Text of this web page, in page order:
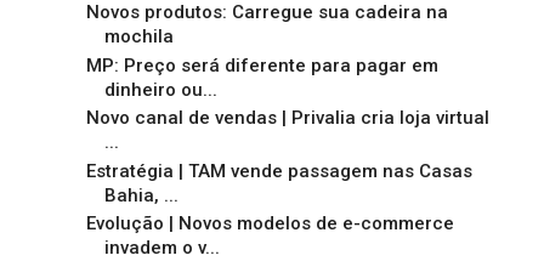
Novos produtos: Carregue sua cadeira na
mochila
MP: Preço será diferente para pagar em
dinheiro ou...
Novo canal de vendas | Privalia cria loja virtual
...
Estratégia | TAM vende passagem nas Casas
Bahia, ...
Evolução | Novos modelos de e-commerce
invadem o v...